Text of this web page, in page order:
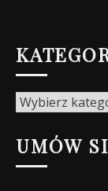
Kategorie
UMÓW